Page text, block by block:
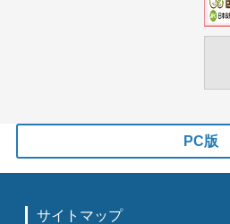
PC版
サイトマップ